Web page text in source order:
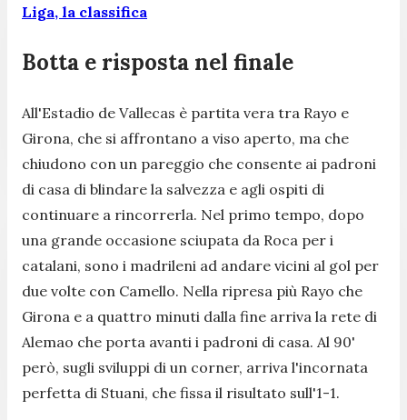
Liga, la classifica
Botta e risposta nel finale
All'Estadio de Vallecas è partita vera tra Rayo e
Girona, che si affrontano a viso aperto, ma che
chiudono con un pareggio che consente ai padroni
di casa di blindare la salvezza e agli ospiti di
continuare a rincorrerla. Nel primo tempo, dopo
una grande occasione sciupata da Roca per i
catalani, sono i madrileni ad andare vicini al gol per
due volte con Camello. Nella ripresa più Rayo che
Girona e a quattro minuti dalla fine arriva la rete di
Alemao che porta avanti i padroni di casa. Al 90'
però, sugli sviluppi di un corner, arriva l'incornata
perfetta di Stuani, che fissa il risultato sull'1-1.